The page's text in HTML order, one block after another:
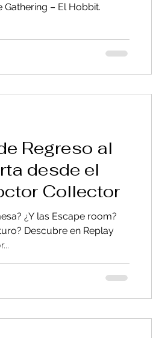
– El Hobbit.
Regreso al
desde el
Collector
¿Y las Escape room?
Replay